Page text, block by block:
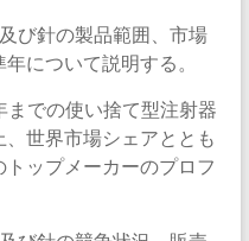
び針の製品範囲、市場
について説明する。
での使い捨て型注射器
世界市場シェアととも
ップメーカーのプロフ